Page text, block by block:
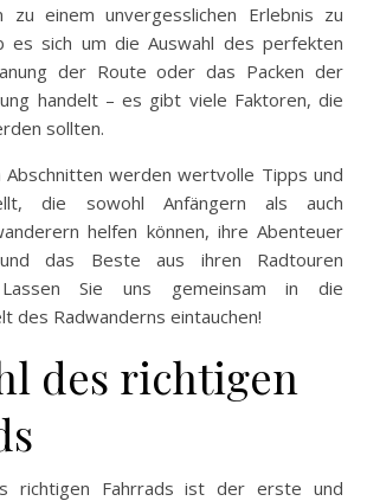
zu einem unvergesslichen Erlebnis zu
es sich um die Auswahl des perfekten
der Route oder das Packen der
handelt – es gibt viele Faktoren, die
sollten.
Abschnitten werden wertvolle Tipps und
die sowohl Anfängern als auch
helfen können, ihre Abenteuer
das Beste aus ihren Radtouren
Lassen Sie uns gemeinsam in die
des Radwanderns eintauchen!
des richtigen
richtigen Fahrrads ist der erste und